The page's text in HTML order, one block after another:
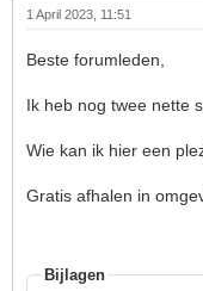
1 April 2023, 11:51
Beste forumleden,
Ik heb nog twee nette
Wie kan ik hier een
Gratis afhalen in
Bijlagen